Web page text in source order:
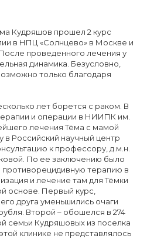
Кудряшов прошел 2 курс
в НПЦ «Солнцево» в Москве и
проведенного лечения у
динамика. Безусловно,
только благодаря
лет борется с раком. В
и операции в НИИПК им.
лечения Тёма с мамой
Российский научный центр
к профессору, д.м.н.
По ее заключению было
терапию в
и лечение там для Тёмки
основе. Первый курс,
друга уменьшились очаги
Второй – обошелся в 274
семьи Кудряшовых из поселка
клинике не представлялось